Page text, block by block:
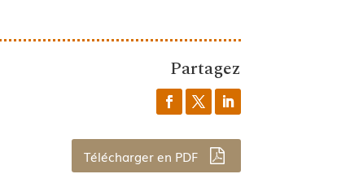
Partagez
Télécharger en PDF